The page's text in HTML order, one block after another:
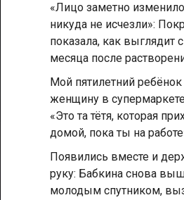
«Лицо заметно
никуда не исчезли»:
показала, как выглядит
месяца после
Мой пятилетний ребёнок
женщину в
«Это та тётя, которая
домой, пока ты на
Появились вместе и
руку: Бабкина снова
молодым спутником,